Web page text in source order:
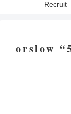
Recruit
orslow